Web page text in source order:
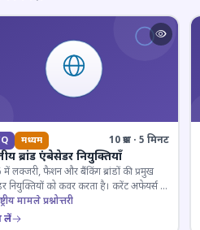
मध्यम 10 प्रश्न · 5 मिनट
ब्रांड एंबेसेडर नियुक्तियाँ
लक्जरी, फैशन और बैंकिंग ब्रांडों की प्रमुख
नियुक्तियों को कवर करता है। करेंट अफेयर्स के
मामले प्रश्नोत्तरी
लें